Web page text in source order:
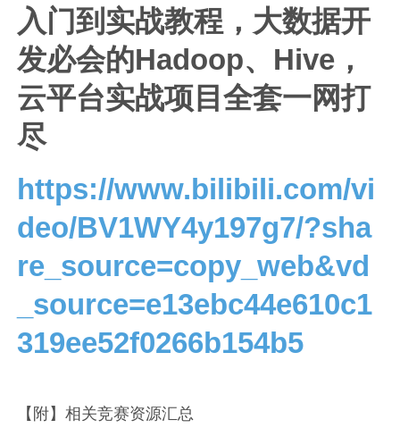
入门到实战教程，大数据开
发必会的Hadoop、Hive，
云平台实战项目全套一网打
尽
https://www.bilibili.com/vi
deo/BV1WY4y197g7/?sha
re_source=copy_web&vd
_source=e13ebc44e610c1
319ee52f0266b154b5
【附】相关竞赛资源汇总